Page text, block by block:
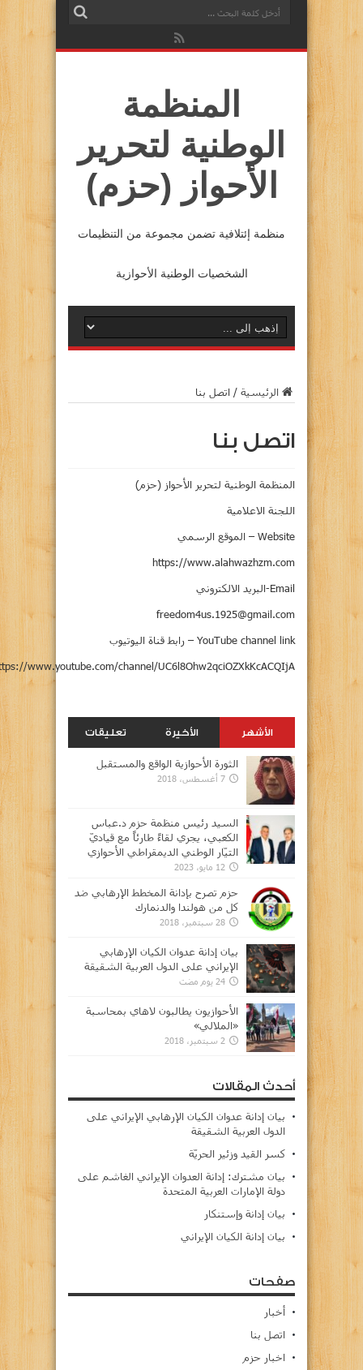
المنظمة
الوطنية لتحرير
الأحواز (حزم)
منظمة إئتلافية تضمن مجموعة من التنظيمات
الشخصيات الوطنية الأحوازية
الرئيسية / اتصل بنا
اتصل بنا
المنظمة الوطنية لتحرير الأحواز (حزم)
اللجنة الاعلامية
Website –
الموقع الرسمي
https://www.alahwazhzm.com
البريد الالكتروني
freedom4us.1925@gmail.com
YouTube channel link – رابط قناة اليوتيوب
www.youtube.com/channel/UC6l8Ohw2qciOZXkKcACQIjA
الأشهر الأخيرة تعليقات
الثورة الأحوازية الواقع والمستقبل
7 أغسطس، 2018
السيد رئيس منظمة حزم د.عباس
الكعبي، يجري لقاءً طارئاً مع قياديّ
التيّار الوطني الديمقراطي الأحوازي
12 مايو، 2023
حزم تصرح بإدانة المخطط الإرهابي ضد
كل من هولندا والدنمارك
28 سبتمبر، 2018
بيان إدانة عدوان الكيان الإرهابي
الإيراني على الدول العربية الشقيقة
24 يوم مضت
الأحوازيون يطالبون لاهاي بمحاسبة
«الملالي»
2 سبتمبر، 2018
أحدث المقالات
بيان إدانة عدوان الكيان الإرهابي الإيراني على
الدول العربية الشقيقة
كسر القيد وزئير الحريّة
بيان مشترك: إدانة العدوان الإيراني الغاشم على
دولة الإمارات العربية المتحدة
بيان إدانة وإستنكار
بيان إدانة الكيان الإيراني
صفحات
أخبار
اتصل بنا
اخبار حزم